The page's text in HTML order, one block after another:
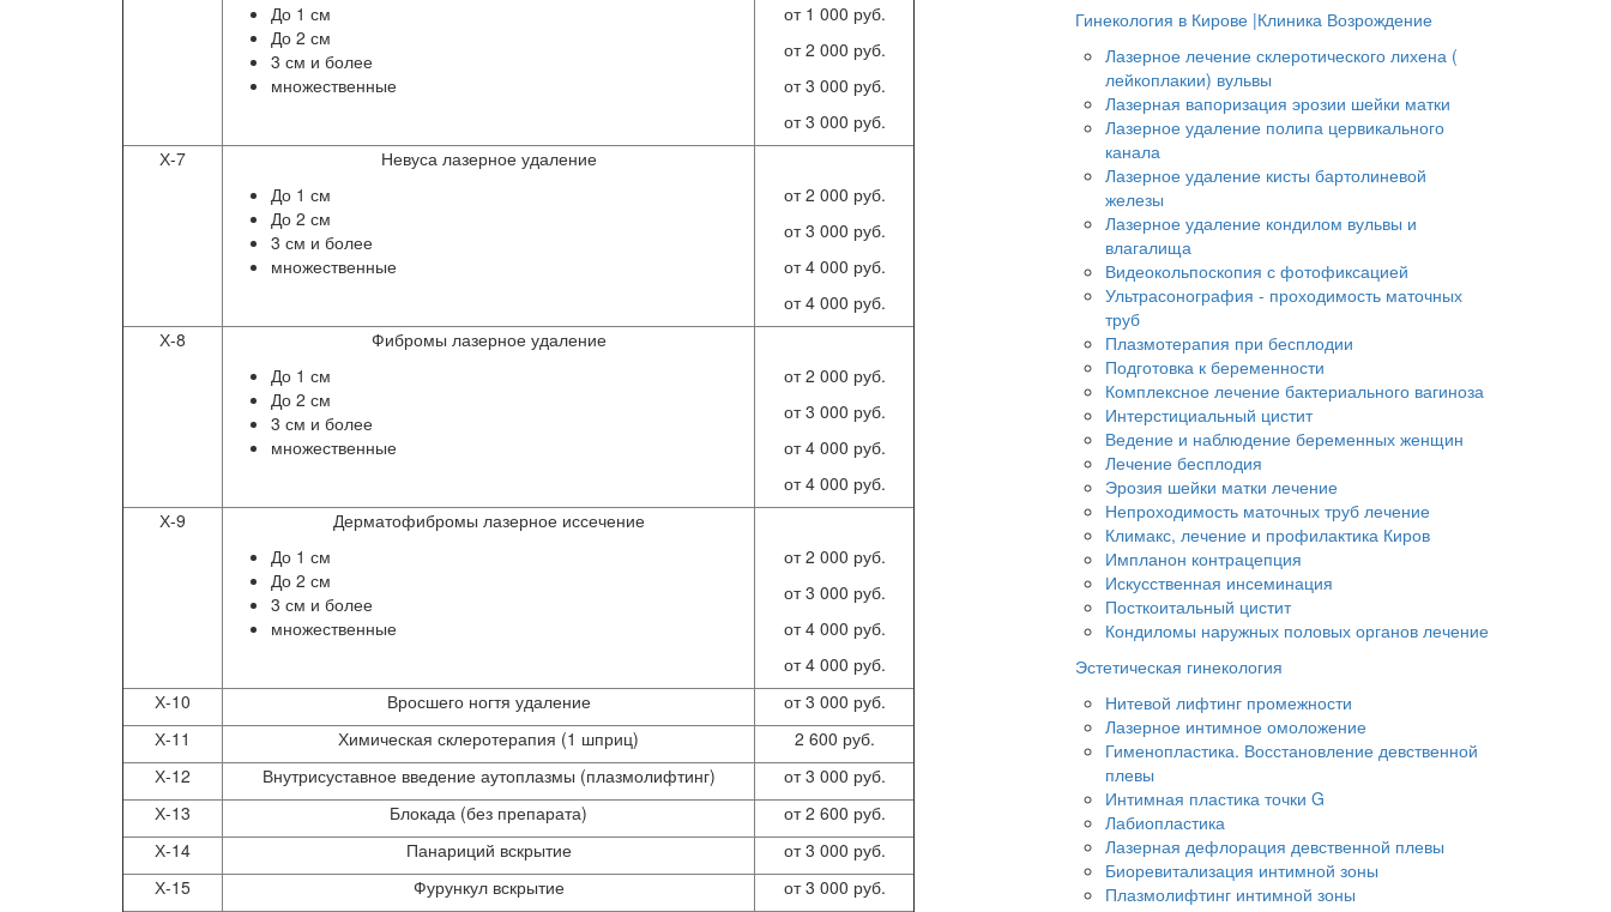
До 1 см
До 2 см
3 см и более
множественные
от 1 000 руб.
от 2 000 руб.
от 3 000 руб.
от 3 000 руб.
Х-7
Невуса лазерное удаление
До 1 см
До 2 см
3 см и более
множественные
от 2 000 руб.
от 3 000 руб.
от 4 000 руб.
от 4 000 руб.
Х-8
Фибромы лазерное удаление
До 1 см
До 2 см
3 см и более
множественные
от 2 000 руб.
от 3 000 руб.
от 4 000 руб.
от 4 000 руб.
Х-9
Дерматофибромы лазерное иссечение
До 1 см
До 2 см
3 см и более
множественные
от 2 000 руб.
от 3 000 руб.
от 4 000 руб.
от 4 000 руб.
Х-10
Вросшего ногтя удаление
от 3 000 руб.
Х-11
Химическая склеротерапия (1 шприц)
2 600 руб.
Х-12
Внутрисуставное введение аутоплазмы (плазмолифтинг)
от 3 000 руб.
Х-13
Блокада (без препарата)
от 2 600 руб.
Х-14
Панариций вскрытие
от 3 000 руб.
Х-15
Фурункул вскрытие
от 3 000 руб.
Гинекология в Кирове |Клиника Возрождение
Лазерное лечение склеротического лихена (
лейкоплакии) вульвы
Лазерная вапоризация эрозии шейки матки
Лазерное удаление полипа цервикального
канала
Лазерное удаление кисты бартолиневой
железы
Лазерное удаление кондилом вульвы и
влагалища
Видеокольпоскопия с фотофиксацией
Ультрасонография - проходимость маточных
труб
Плазмотерапия при бесплодии
Подготовка к беременности
Комплексное лечение бактериального вагиноза
Интерстициальный цистит
Ведение и наблюдение беременных женщин
Лечение бесплодия
Эрозия шейки матки лечение
Непроходимость маточных труб лечение
Климакс, лечение и профилактика Киров
Импланон контрацепция
Искусственная инсеминация
Посткоитальный цистит
Кондиломы наружных половых органов лечение
Эстетическая гинекология
Нитевой лифтинг промежности
Лазерное интимное омоложение
Гименопластика. Восстановление девственной
плевы
Интимная пластика точки G
Лабиопластика
Лазерная дефлорация девственной плевы
Биоревитализация интимной зоны
Плазмолифтинг интимной зоны